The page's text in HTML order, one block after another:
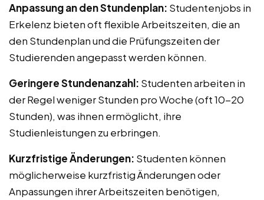
Anpassung an den Stundenplan: Studentenjobs in
Erkelenz bieten oft flexible Arbeitszeiten, die an
den Stundenplan und die Prüfungszeiten der
Studierenden angepasst werden können.
Geringere Stundenanzahl: Studenten arbeiten in
der Regel weniger Stunden pro Woche (oft 10-20
Stunden), was ihnen ermöglicht, ihre
Studienleistungen zu erbringen.
Kurzfristige Änderungen: Studenten können
möglicherweise kurzfristig Änderungen oder
Anpassungen ihrer Arbeitszeiten benötigen,